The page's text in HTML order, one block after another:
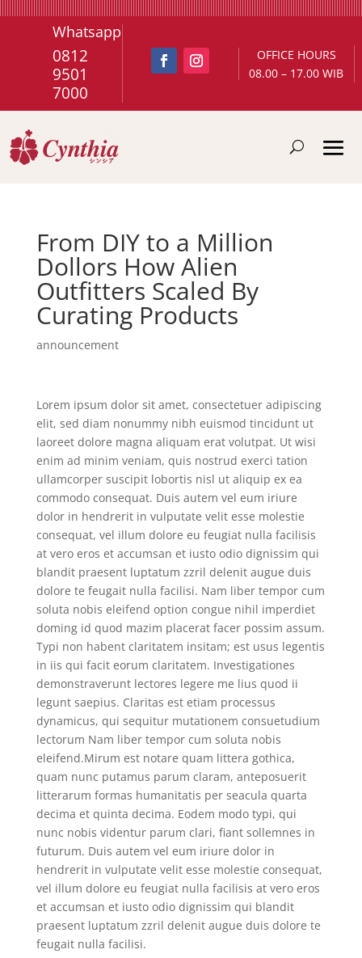
Whatsapp
0812
9501
7000
OFFICE HOURS
08.00 – 17.00 WIB
From DIY to a Million
Dollors How Alien
Outfitters Scaled By
Curating Products
announcement
Lorem ipsum dolor sit amet, consectetuer adipiscing
elit, sed diam nonummy nibh euismod tincidunt ut
laoreet dolore magna aliquam erat volutpat. Ut wisi
enim ad minim veniam, quis nostrud exerci tation
ullamcorper suscipit lobortis nisl ut aliquip ex ea
commodo consequat. Duis autem vel eum iriure
dolor in hendrerit in vulputate velit esse molestie
consequat, vel illum dolore eu feugiat nulla facilisis
at vero eros et accumsan et iusto odio dignissim qui
blandit praesent luptatum zzril delenit augue duis
dolore te feugait nulla facilisi. Nam liber tempor cum
soluta nobis eleifend option congue nihil imperdiet
doming id quod mazim placerat facer possim assum.
Typi non habent claritatem insitam; est usus legentis
in iis qui facit eorum claritatem. Investigationes
demonstraverunt lectores legere me lius quod ii
legunt saepius. Claritas est etiam processus
dynamicus, qui sequitur mutationem consuetudium
lectorum Nam liber tempor cum soluta nobis
eleifend.Mirum est notare quam littera gothica,
quam nunc putamus parum claram, anteposuerit
litterarum formas humanitatis per seacula quarta
decima et quinta decima. Eodem modo typi, qui
nunc nobis videntur parum clari, fiant sollemnes in
futurum. Duis autem vel eum iriure dolor in
hendrerit in vulputate velit esse molestie consequat,
vel illum dolore eu feugiat nulla facilisis at vero eros
et accumsan et iusto odio dignissim qui blandit
praesent luptatum zzril delenit augue duis dolore te
feugait nulla facilisi.